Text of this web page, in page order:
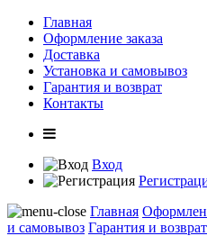
Главная
Оформление заказа
Доставка
Установка и самовывоз
Гарантия и возврат
Контакты
Вход
Главная
и самовывоз Гарантия и возврат